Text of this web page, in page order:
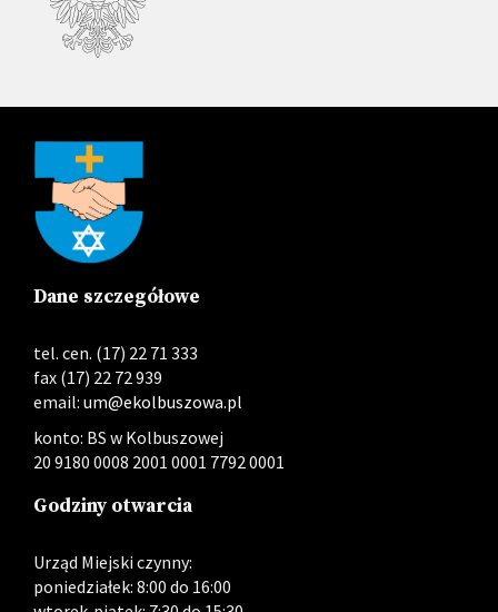
Dane szczegółowe
tel. cen. (17) 22 71 333
fax (17) 22 72 939
email: um@ekolbuszowa.pl
konto: BS w Kolbuszowej
20 9180 0008 2001 0001 7792 0001
Godziny otwarcia
Urząd Miejski czynny:
poniedziałek: 8:00 do 16:00